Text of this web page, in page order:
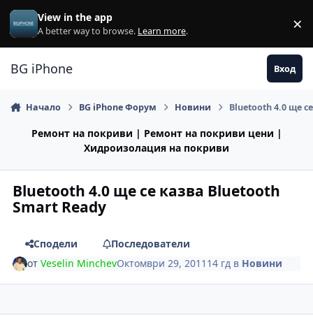
Премини към съдържанието
View in the app
A better way to browse. Learn more. ×
BG iPhone Вход
Начало BG iPhone Форум Новини Bluetooth 4.0 ще
Ремонт на покриви | Ремонт на покриви цени |
Хидроизолация на покриви
Bluetooth 4.0 ще се казва Bluetooth
Smart Ready
Сподели
Последователи
отVeselin MinchevОктомври 29, 2011 14 гд в Новини